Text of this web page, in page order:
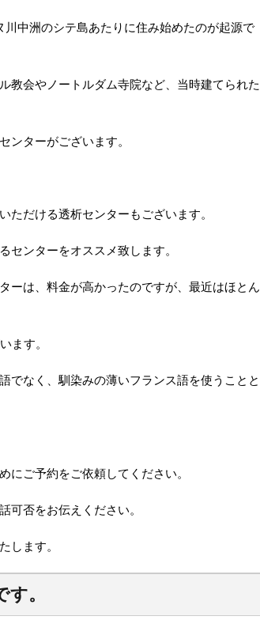
中洲のシテ島あたりに住み始めたのが起源で
教会やノートルダム寺院など、当時建てられた
ンターがございます。
ただける透析センターもございます。
センターをオススメ致します。
ーは、料金が高かったのですが、最近はほとん
ます。
でなく、馴染みの薄いフランス語を使うことと
にご予約をご依頼してください。
可否をお伝えください。
します。
。